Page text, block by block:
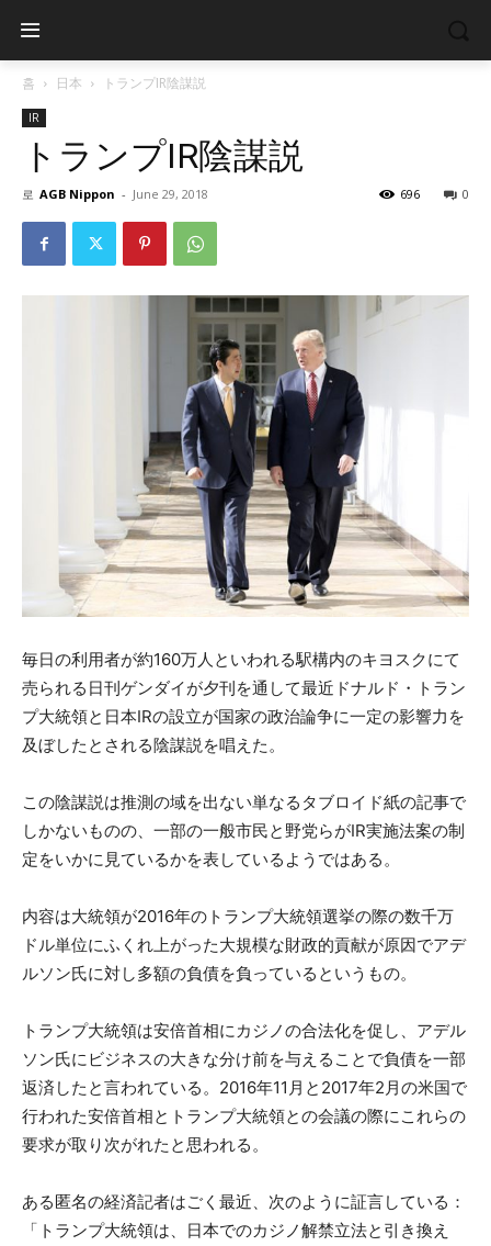
홈 日本 トランプIR陰謀説
IR
トランプIR陰謀説
로 AGB Nippon - June 29, 2018 0
696
毎日の利用者が約160万人といわれる駅構内のキヨスクにて
売られる日刊ゲンダイが夕刊を通して最近ドナルド・トラン
プ大統領と日本IRの設立が国家の政治論争に一定の影響力を
及ぼしたとされる陰謀説を唱えた。
この陰謀説は推測の域を出ない単なるタブロイド紙の記事で
しかないものの、一部の一般市民と野党らがIR実施法案の制
定をいかに見ているかを表しているようではある。
内容は大統領が2016年のトランプ大統領選挙の際の数千万
ドル単位にふくれ上がった大規模な財政的貢献が原因でアデ
ルソン氏に対し多額の負債を負っているというもの。
トランプ大統領は安倍首相にカジノの合法化を促し、アデル
ソン氏にビジネスの大きな分け前を与えることで負債を一部
返済したと言われている。2016年11月と2017年2月の米国で
行われた安倍首相とトランプ大統領との会議の際にこれらの
要求が取り次がれたと思われる。
ある匿名の経済記者はごく最近、次のように証言している：
「トランプ大統領は、日本でのカジノ解禁立法と引き換え